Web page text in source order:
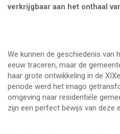
verkrijgbaar aan het onthaal
We kunnen de geschiedenis van
eeuw traceren, maar de
haar grote ontwikkeling in de
periode werd het imago
omgeving naar residentiële
zijn een perfect bewijs van deze